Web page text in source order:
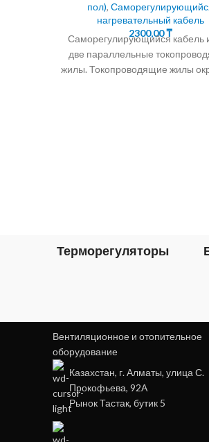
пол),
нагревательный кабель
2300,00₸
Саморегулирующийся кабель
две параллельные
жилы. Токопроводящие жилы
Терморегуляторы
Вентиляционное и отопительное
оборудование
Казахстан, г. Алматы, улица С.
Прокофьева, 92А
Рынок Тастак, бутик 5